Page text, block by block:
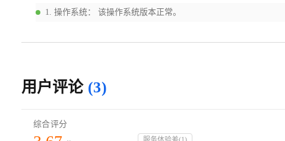
1. 操作系统： 该操作系统版本正常。
用户评论 (3)
综合评分